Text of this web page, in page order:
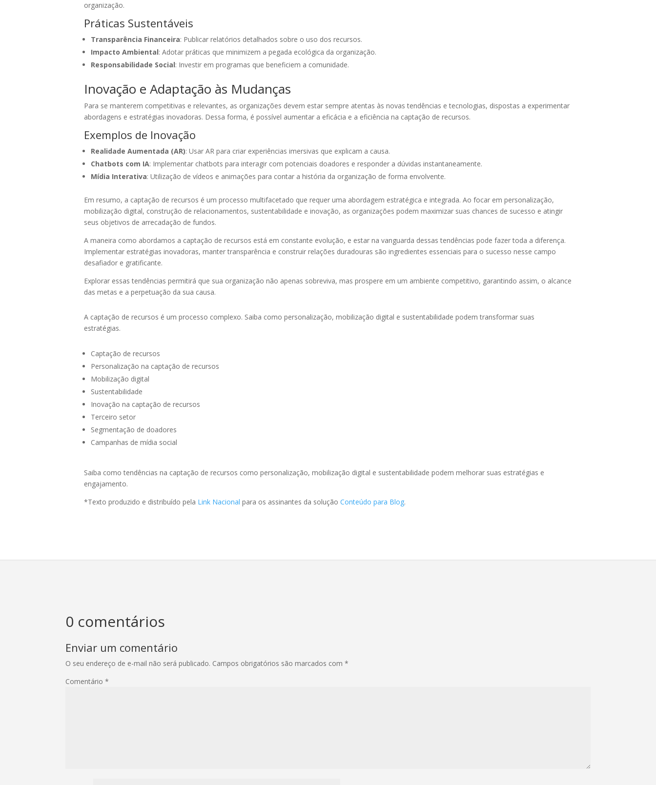
organização.
Práticas Sustentáveis
Transparência Financeira: Publicar relatórios detalhados sobre o uso dos recursos.
Impacto Ambiental: Adotar práticas que minimizem a pegada ecológica da organização.
Responsabilidade Social: Investir em programas que beneficiem a comunidade.
Inovação e Adaptação às Mudanças
Para se manterem competitivas e relevantes, as organizações devem estar sempre atentas às novas tendências e tecnologias, dispostas a experimentar
abordagens e estratégias inovadoras. Dessa forma, é possível aumentar a eficácia e a eficiência na captação de recursos.
Exemplos de Inovação
Realidade Aumentada (AR): Usar AR para criar experiências imersivas que explicam a causa.
Chatbots com IA: Implementar chatbots para interagir com potenciais doadores e responder a dúvidas instantaneamente.
Mídia Interativa: Utilização de vídeos e animações para contar a história da organização de forma envolvente.
Em resumo, a captação de recursos é um processo multifacetado que requer uma abordagem estratégica e integrada. Ao focar em personalização,
mobilização digital, construção de relacionamentos, sustentabilidade e inovação, as organizações podem maximizar suas chances de sucesso e atingir
seus objetivos de arrecadação de fundos.
A maneira como abordamos a captação de recursos está em constante evolução, e estar na vanguarda dessas tendências pode fazer toda a diferença.
Implementar estratégias inovadoras, manter transparência e construir relações duradouras são ingredientes essenciais para o sucesso nesse campo
desafiador e gratificante.
Explorar essas tendências permitirá que sua organização não apenas sobreviva, mas prospere em um ambiente competitivo, garantindo assim, o alcance
das metas e a perpetuação da sua causa.
A captação de recursos é um processo complexo. Saiba como personalização, mobilização digital e sustentabilidade podem transformar suas
estratégias.
Captação de recursos
Personalização na captação de recursos
Mobilização digital
Sustentabilidade
Inovação na captação de recursos
Terceiro setor
Segmentação de doadores
Campanhas de mídia social
Saiba como tendências na captação de recursos como personalização, mobilização digital e sustentabilidade podem melhorar suas estratégias e
engajamento.
*Texto produzido e distribuído pela Link Nacional para os assinantes da solução Conteúdo para Blog.
0 comentários
Enviar um comentário
O seu endereço de e-mail não será publicado. Campos obrigatórios são marcados com*
Comentário*